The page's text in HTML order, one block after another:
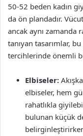
50-52 beden kadın
da ön plandadır.
ancak aynı zamanda
tanıyan tasarımlar,
tercihlerinde önemli
Elbiseler:
elbiseler, hem
rahatlıkla
bulunan küçük